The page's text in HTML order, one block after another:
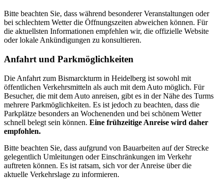
Bitte beachten Sie, dass während besonderer Veranstaltungen oder
bei schlechtem Wetter die Öffnungszeiten abweichen können. Für
die aktuellsten Informationen empfehlen wir, die offizielle Website
oder lokale Ankündigungen zu konsultieren.
Anfahrt und Parkmöglichkeiten
Die Anfahrt zum Bismarckturm in Heidelberg ist sowohl mit
öffentlichen Verkehrsmitteln als auch mit dem Auto möglich. Für
Besucher, die mit dem Auto anreisen, gibt es in der Nähe des Turms
mehrere Parkmöglichkeiten. Es ist jedoch zu beachten, dass die
Parkplätze besonders an Wochenenden und bei schönem Wetter
schnell belegt sein können. Eine frühzeitige Anreise wird daher
empfohlen.
Bitte beachten Sie, dass aufgrund von Bauarbeiten auf der Strecke
gelegentlich Umleitungen oder Einschränkungen im Verkehr
auftreten können. Es ist ratsam, sich vor der Anreise über die
aktuelle Verkehrslage zu informieren.